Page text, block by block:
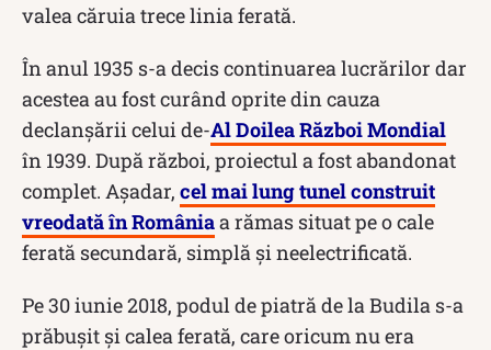
valea căruia trece linia ferată.
În anul 1935 s-a decis continuarea lucrărilor dar
acestea au fost curând oprite din cauza
declanșării celui de-Al Doilea Război Mondial
în 1939. După război, proiectul a fost abandonat
complet. Așadar, cel mai lung tunel construit
vreodată în Româniaa rămas situat pe o cale
ferată secundară, simplă și neelectrificată.
Pe 30 iunie 2018, podul de piatră de la Budila s-a
prăbușit și calea ferată, care oricum nu era